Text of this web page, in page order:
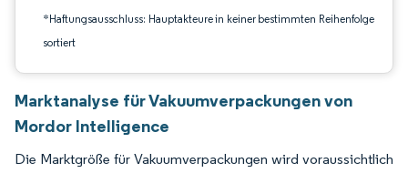
*Haftungsausschluss: Hauptakteure in keiner bestimmten Reihenfolge
sortiert
Marktanalyse für Vakuumverpackungen von
Mordor Intelligence
Die Marktgröße für Vakuumverpackungen wird voraussichtlich